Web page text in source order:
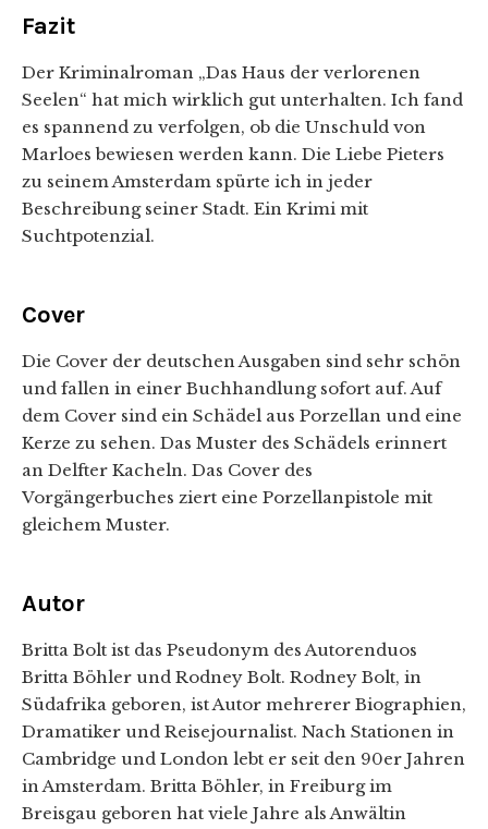
Fazit
Der Kriminalroman „Das Haus der verlorenen
Seelen“ hat mich wirklich gut unterhalten. Ich fand
es spannend zu verfolgen, ob die Unschuld von
Marloes bewiesen werden kann. Die Liebe Pieters
zu seinem Amsterdam spürte ich in jeder
Beschreibung seiner Stadt. Ein Krimi mit
Suchtpotenzial.
Cover
Die Cover der deutschen Ausgaben sind sehr schön
und fallen in einer Buchhandlung sofort auf. Auf
dem Cover sind ein Schädel aus Porzellan und eine
Kerze zu sehen. Das Muster des Schädels erinnert
an Delfter Kacheln. Das Cover des
Vorgängerbuches ziert eine Porzellanpistole mit
gleichem Muster.
Autor
Britta Bolt ist das Pseudonym des Autorenduos
Britta Böhler und Rodney Bolt. Rodney Bolt, in
Südafrika geboren, ist Autor mehrerer Biographien,
Dramatiker und Reisejournalist. Nach Stationen in
Cambridge und London lebt er seit den 90er Jahren
in Amsterdam. Britta Böhler, in Freiburg im
Breisgau geboren hat viele Jahre als Anwältin